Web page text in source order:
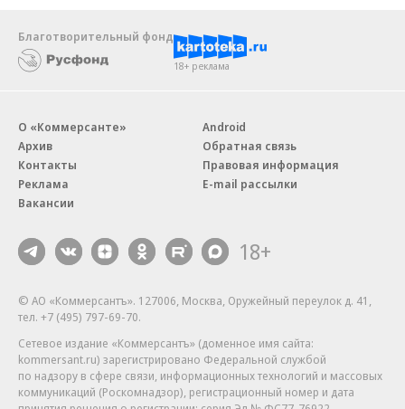
Благотворительный фонд
18+ реклама
О «Коммерсанте»
Архив
Контакты
Реклама
Вакансии
Android
Обратная связь
Правовая информация
E-mail рассылки
18+
© АО «Коммерсантъ». 127006, Москва, Оружейный переулок д. 41,
тел. +7 (495) 797-69-70.
Сетевое издание «Коммерсантъ» (доменное имя сайта:
kommersant.ru) зарегистрировано Федеральной службой
по надзору в сфере связи, информационных технологий и массовых
коммуникаций (Роскомнадзор), регистрационный номер и дата